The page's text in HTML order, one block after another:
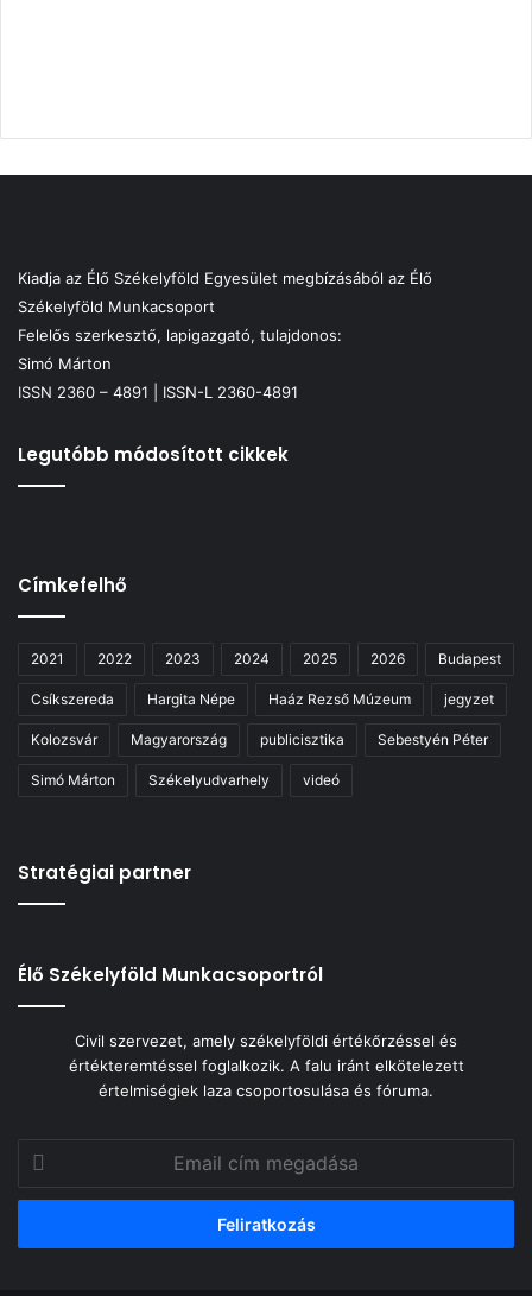
Kiadja az Élő Székelyföld Egyesület megbízásából az Élő
Székelyföld Munkacsoport
Felelős szerkesztő, lapigazgató, tulajdonos:
Simó Márton
ISSN 2360 – 4891 | ISSN-L 2360-4891
Legutóbb módosított cikkek
Címkefelhő
2021 2022 2023 2024 2025 2026 Budapest
Csíkszereda Hargita Népe Haáz Rezső Múzeum jegyzet
Kolozsvár Magyarország publicisztika Sebestyén Péter
Simó Márton Székelyudvarhely videó
Stratégiai partner
Élő Székelyföld Munkacsoportról
Civil szervezet, amely székelyföldi értékőrzéssel és
értékteremtéssel foglalkozik. A falu iránt elkötelezett
értelmiségiek laza csoportosulása és fóruma.
Email
cím
megadása